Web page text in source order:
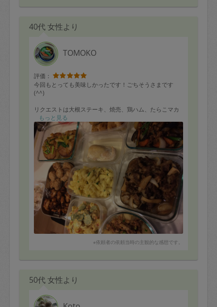
40代 女性より
TOMOKO
評価：
今回もとっても美味しかったです！ごちそうさまです
(^^)
リクエストは大根ステーキ、焼売、鶏ハム、たらこマカ
ロニサラダでした。
もっと見る
※依頼者の依頼当時の主観的な感想です。
50代 女性より